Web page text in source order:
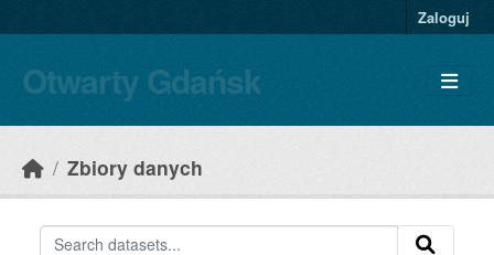
Zaloguj
Otwarty Gdańsk
Zbiory danych